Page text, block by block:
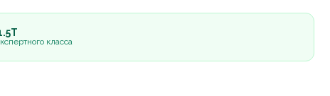
класса